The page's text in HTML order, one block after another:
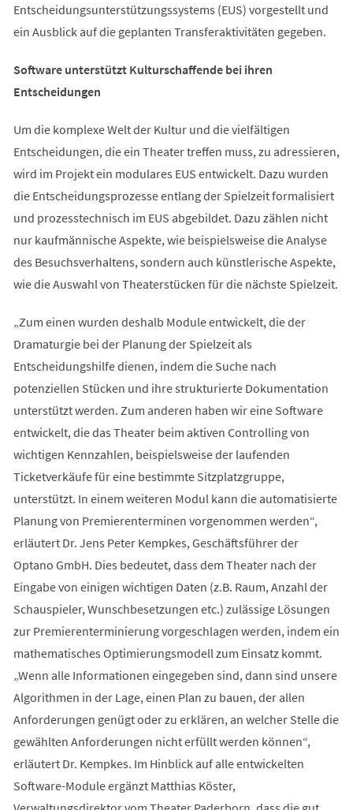
Entscheidungsunterstützungssystems (EUS) vorgestellt und
ein Ausblick auf die geplanten Transferaktivitäten gegeben.
Software unterstützt Kulturschaffende bei ihren
Entscheidungen
Um die komplexe Welt der Kultur und die vielfältigen
Entscheidungen, die ein Theater treffen muss, zu adressieren,
wird im Projekt ein modulares EUS entwickelt. Dazu wurden
die Entscheidungsprozesse entlang der Spielzeit formalisiert
und prozesstechnisch im EUS abgebildet. Dazu zählen nicht
nur kaufmännische Aspekte, wie beispielsweise die Analyse
des Besuchsverhaltens, sondern auch künstlerische Aspekte,
wie die Auswahl von Theaterstücken für die nächste Spielzeit.
„Zum einen wurden deshalb Module entwickelt, die der
Dramaturgie bei der Planung der Spielzeit als
Entscheidungshilfe dienen, indem die Suche nach
potenziellen Stücken und ihre strukturierte Dokumentation
unterstützt werden. Zum anderen haben wir eine Software
entwickelt, die das Theater beim aktiven Controlling von
wichtigen Kennzahlen, beispielsweise der laufenden
Ticketverkäufe für eine bestimmte Sitzplatzgruppe,
unterstützt. In einem weiteren Modul kann die automatisierte
Planung von Premierenterminen vorgenommen werden“,
erläutert Dr. Jens Peter Kempkes, Geschäftsführer der
Optano GmbH. Dies bedeutet, dass dem Theater nach der
Eingabe von einigen wichtigen Daten (z.B. Raum, Anzahl der
Schauspieler, Wunschbesetzungen etc.) zulässige Lösungen
zur Premierenterminierung vorgeschlagen werden, indem ein
mathematisches Optimierungsmodell zum Einsatz kommt.
„Wenn alle Informationen eingegeben sind, dann sind unsere
Algorithmen in der Lage, einen Plan zu bauen, der allen
Anforderungen genügt oder zu erklären, an welcher Stelle die
gewählten Anforderungen nicht erfüllt werden können“,
erläutert Dr. Kempkes. Im Hinblick auf alle entwickelten
Software-Module ergänzt Matthias Köster,